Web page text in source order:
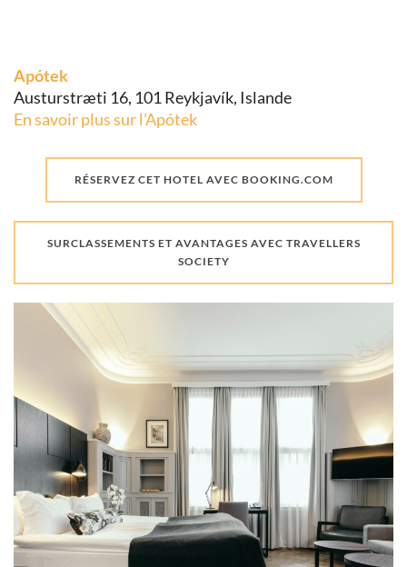
Apótek
Austurstræti 16, 101 Reykjavík, Islande
En savoir plus sur l’Apótek
RÉSERVEZ CET HOTEL AVEC BOOKING.COM
SURCLASSEMENTS ET AVANTAGES AVEC TRAVELLERS
SOCIETY